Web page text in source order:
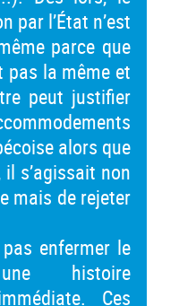
par l’État n’est
parce que
pas la même et
peut justifier
alors que
s’agissait non
mais de rejeter
enfermer le
histoire
Ces